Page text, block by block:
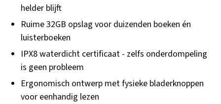
helder blijft
Ruime 32GB opslag voor duizenden boeken én
luisterboeken
IPX8 waterdicht certificaat - zelfs onderdompeling
is geen probleem
Ergonomisch ontwerp met fysieke bladerknoppen
voor eenhandig lezen